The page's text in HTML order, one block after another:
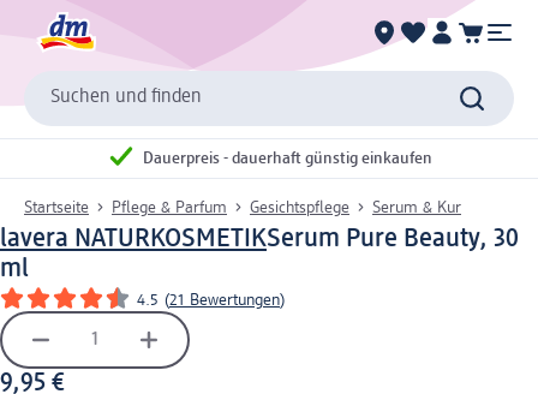
Suchen und finden
Dauerpreis - dauerhaft günstig einkaufen
Startseite Pflege & Parfum Gesichtspflege Serum & Kur
lavera NATURKOSMETIKSerum Pure Beauty, 30
ml
4.5 (21 Bewertungen)
9,95 €